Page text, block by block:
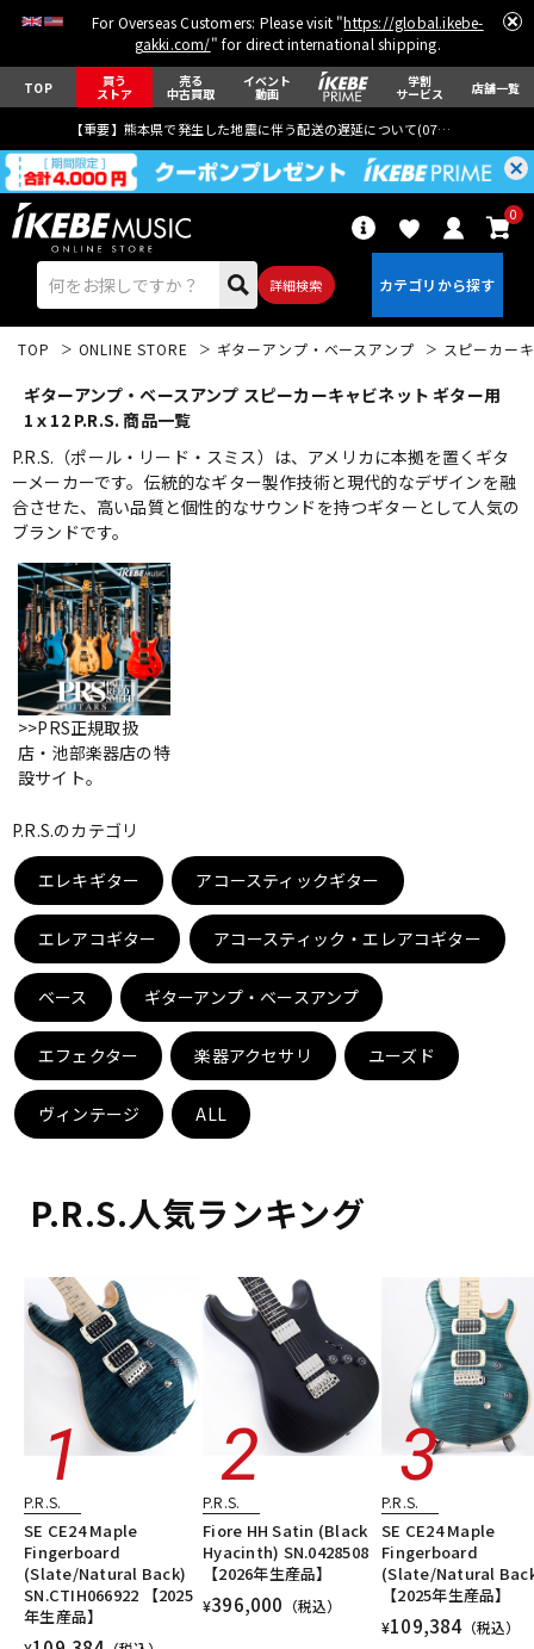
For Overseas Customers: Please visit "https://global.ikebe-
gakki.com/" for direct international shipping.
TOP 買う
ストア
売る
中古買取
イベント
動画
学割
サービス 店舗一覧
【重要】熊本県で発生した地震に伴う配送の遅延について(07月29日
詳細検索
0
エレキギター アコギ/エレアコ
ベース
ドラム
キーボード
管楽器
アンプ エフェクター
DJ機器 DTM
DTM オンライン納品 レコーディング機器
TOP ONLINE STORE ギターアンプ・ベースアンプ スピーカー
ギターアンプ・ベースアンプ スピーカーキャビネット ギター用
1ｘ12 P.R.S. 商品一覧
P.R.S.（ポール・リード・スミス）は、アメリカに本拠を置くギタ
ーメーカーです。伝統的なギター製作技術と現代的なデザインを融
合させた、高い品質と個性的なサウンドを持つギターとして人気の
ブランドです。
>>PRS正規取扱
店・池部楽器店の特
設サイト。
P.R.S.のカテゴリ
エレキギター アコースティックギター
エレアコギター アコースティック・エレアコギター
ベース ギターアンプ・ベースアンプ
エフェクター 楽器アクセサリ ユーズド
ヴィンテージ ALL
P.R.S.人気ランキング
P.R.S.
SE CE24 Maple
Fingerboard
(Slate/Natural Back)
SN.CTIH066922 【2025
年生産品】
P.R.S.
Fiore HH Satin (Black
Hyacinth) SN.0428508
【2026年生産品】
¥396,000 （税込）
P.R.S.
SE CE24 Maple
Fingerboard
(Slate/Natural
【2025年生産品】
¥109,384（税込）